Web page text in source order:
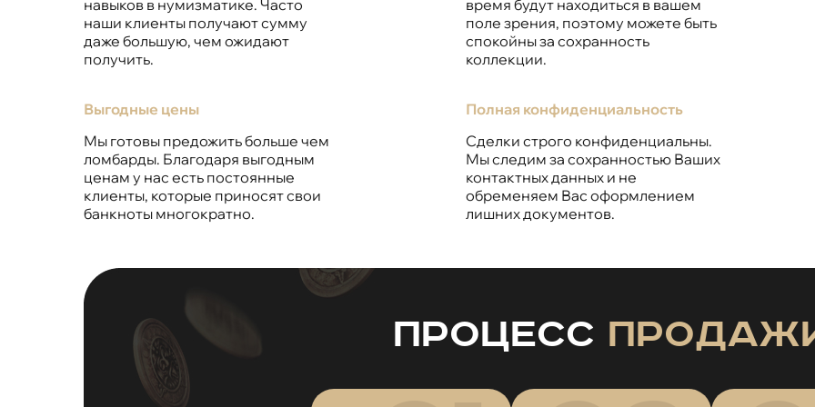
навыков в нумизматике. Часто
наши клиенты получают сумму
даже большую, чем ожидают
получить.
Выгодные цены
Мы готовы предожить больше чем
ломбарды. Благодаря выгодным
ценам у нас есть постоянные
клиенты, которые приносят свои
банкноты многократно.
время будут находиться в вашем
поле зрения, поэтому можете быть
спокойны за сохранность
коллекции.
Полная конфиденциальность
Сделки строго конфиденциальны.
Мы следим за сохранностью Ваших
контактных данных и не
обременяем Вас оформлением
лишних документов.
Процесс